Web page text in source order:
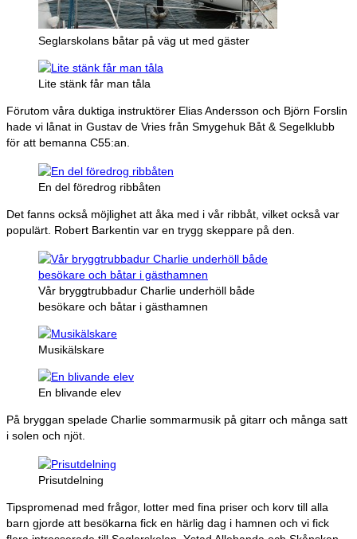
Seglarskolans båtar på väg ut med gäster
Lite stänk får man tåla
Förutom våra duktiga instruktörer Elias Andersson och Björn Forslin
hade vi lånat in Gustav de Vries från Smygehuk Båt & Segelklubb
för att bemanna C55:an.
En del föredrog ribbåten
Det fanns också möjlighet att åka med i vår ribbåt, vilket också var
populärt. Robert Barkentin var en trygg skeppare på den.
Vår bryggtrubbadur Charlie underhöll både
besökare och båtar i gästhamnen
Musikälskare
En blivande elev
På bryggan spelade Charlie sommarmusik på gitarr och många satt
i solen och njöt.
Prisutdelning
Tipspromenad med frågor, lotter med fina priser och korv till alla
barn gjorde att besökarna fick en härlig dag i hamnen och vi fick